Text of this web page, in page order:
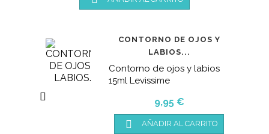

CONTORNO DE OJOS Y
LABIOS...
Contorno de ojos y labios
15ml Levissime
Precio
9,95 €
 AÑADIR AL CARRITO